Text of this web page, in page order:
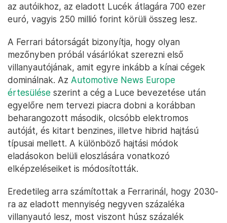
az autóikhoz, az eladott Lucék átlagára 700 ezer
euró, vagyis 250 millió forint körüli összeg lesz.
A Ferrari bátorságát bizonyítja, hogy olyan
mezőnyben próbál vásárlókat szerezni első
villanyautójának, amit egyre inkább a kínai cégek
dominálnak. Az Automotive News Europe
értesülése szerint a cég a Luce bevezetése után
egyelőre nem tervezi piacra dobni a korábban
beharangozott második, olcsóbb elektromos
autóját, és kitart benzines, illetve hibrid hajtású
típusai mellett. A különböző hajtási módok
eladásokon belüli eloszlására vonatkozó
elképzeléseiket is módosították.
Eredetileg arra számítottak a Ferrarinál, hogy 2030-
ra az eladott mennyiség negyven százaléka
villanyautó lesz, most viszont húsz százalék